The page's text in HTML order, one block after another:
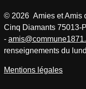
© 2026 Amies et
Cinq Diamants 75013-
-
renseignements du
Mentions légales